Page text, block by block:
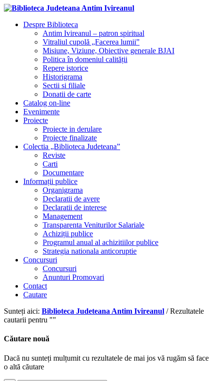
Despre Biblioteca
Antim Ivireanul – patron spiritual
Vitraliul cupolă „Facerea lumii”
Misiune, Viziune, Obiective generale BJAI
Politica în domeniul calității
Repere istorice
Historigrama
Sectii si filiale
Donatii de carte
Catalog on-line
Evenimente
Proiecte
Proiecte in derulare
Proiecte finalizate
Colectia „Biblioteca Judeteana”
Reviste
Carti
Documentare
Informații publice
Organigrama
Declaratii de avere
Declaratii de interese
Management
Transparenta Veniturilor Salariale
Achiziții publice
Programul anual al achizitiilor publice
Strategia nationala anticoruptie
Concursuri
Concursuri
Anunturi Promovari
Contact
Cautare
Sunteți aici: Biblioteca Judeteana Antim Ivireanul / Rezultatele
cautarii pentru ""
Căutare nouă
Dacă nu sunteți mulțumit cu rezultatele de mai jos vă rugăm să face
o altă căutare